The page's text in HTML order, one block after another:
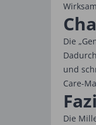
Die
und
Care-
Die